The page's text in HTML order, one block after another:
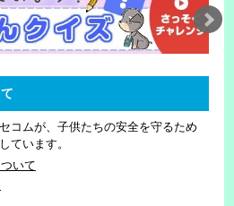
コムが、子供たちの安全を守るため
ています。
いて